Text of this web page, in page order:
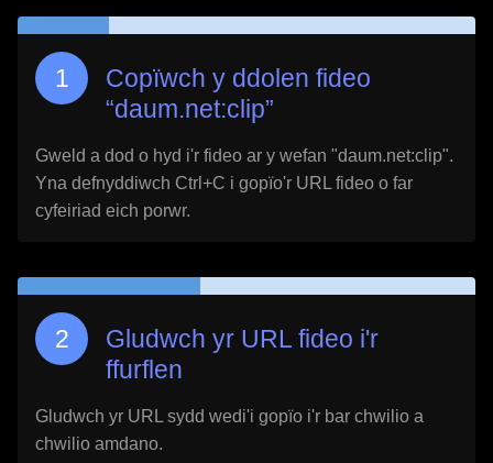
Copïwch y ddolen fideo
“daum.net:clip”
Gweld a dod o hyd i'r fideo ar y wefan "daum.net:clip".
Yna defnyddiwch Ctrl+C i gopïo'r URL fideo o far
cyfeiriad eich porwr.
Gludwch yr URL fideo i'r
ffurflen
Gludwch yr URL sydd wedi'i gopïo i'r bar chwilio a
chwilio amdano.